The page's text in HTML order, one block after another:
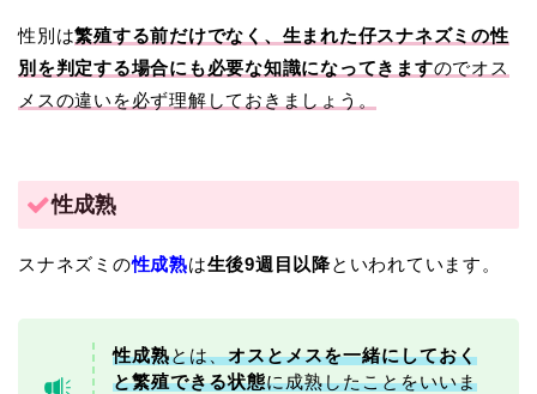
性別は繁殖する前だけでなく、生まれた仔スナネズミの性
別を判定する場合にも必要な知識になってきますのでオス
メスの違いを必ず理解しておきましょう。
性成熟
スナネズミの性成熟は生後9週目以降といわれています。
性成熟とは、オスとメスを一緒にしておく
と繁殖できる状態に成熟したことをいいま